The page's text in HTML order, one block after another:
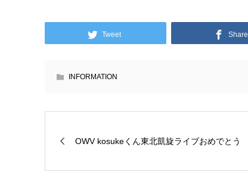
Tweet Share
INFORMATION
OWV kosukeくん東北凱旋ライブおめでとう